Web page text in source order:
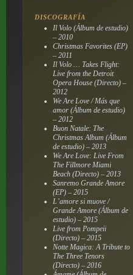
DISCOGRAFÍA
Il Volo (Álbum de estudio)
– 2010
Christmas Favorites (EP)
– 2011
Il Volo … Takes Flight:
Live from the Detroit
Opera House (Directo) –
2012
We Are Love / Más que
amor (Álbum de estudio)
– 2012
Buon Natale: The
Christmas Album (Álbum
de estudio) – 2013
We Are Love: Live From
The Fillmore Miami
Beach (Directo) – 2013
Sanremo Grande Amore
(EP) – 2015
L’amore si muove /
Grande Amore (Álbum de
estudio) – 2015
Live from Pompeii
(Directo) – 2015
Notte Magica: A Tribute to
The Three Tenors
(Directo) – 2016